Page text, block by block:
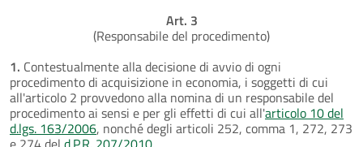
Art. 3
(Responsabile del procedimento)
1. Contestualmente alla decisione di avvio di ogni
procedimento di acquisizione in economia, i soggetti di cui
all'articolo 2 provvedono alla nomina di un responsabile del
procedimento ai sensi e per gli effetti di cui all'articolo 10 del
d.lgs. 163/2006, nonché degli articoli 252, comma 1, 272, 273